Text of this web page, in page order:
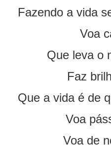
Fazendo a vida
Voa
Que leva o
Faz
Que a vida é de
Voa
Voa de